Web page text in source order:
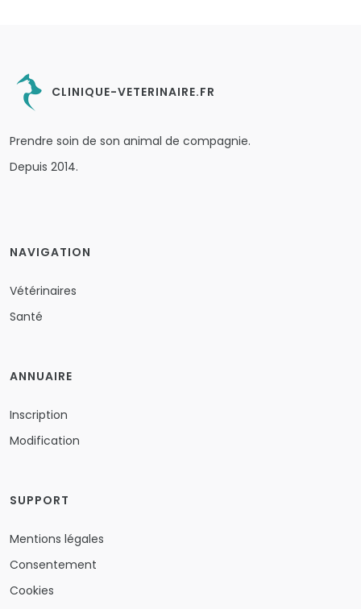
CLINIQUE-VETERINAIRE.FR
Prendre soin de son animal de compagnie.
Depuis 2014.
NAVIGATION
Vétérinaires
Santé
ANNUAIRE
Inscription
Modification
SUPPORT
Mentions légales
Consentement
Cookies